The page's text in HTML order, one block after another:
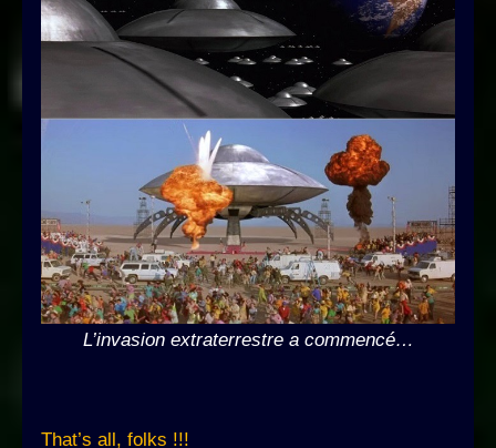
L’invasion extraterrestre a commencé…
That’s all, folks !!!